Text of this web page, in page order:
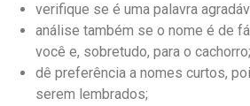
verifique se é uma palavra
análise também se o nome é de
você e, sobretudo, para o cachorro;
dê preferência a nomes curtos,
serem lembrados;